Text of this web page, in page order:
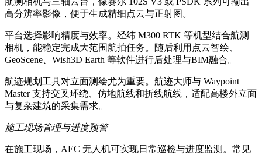
高分辨率影像，便于生成精细点云与正射图。
平台选择影响精度与效率。经纬 M300 RTK 等机型结合航测
相机，能稳定完成大范围航拍任务。随后利用点云智绘、
GeoScene、Wish3D Earth 等软件进行后处理与BIM融合。
航迹规划工具对立面测绘尤为重要。航迹大师与 Waypoint
Master 支持交叉环绕、仿地航线和折线航线，适配高楼外立面
与复杂建筑的采集需求。
施工现场管理与进度预警
在施工现场，AEC 无人机可实现日常巡检与进度监测。常见